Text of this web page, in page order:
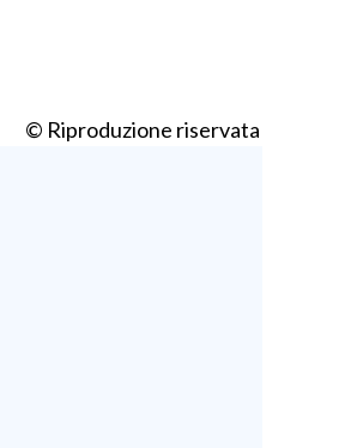
© Riproduzione riservata